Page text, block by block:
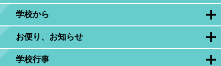
学校から
お便り、お知らせ
学校行事